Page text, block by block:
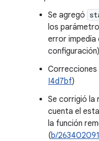
Se agregó
los
error impedía
Correcciones
I4d7bf)
Se corrigió la
cuenta el
la función
(b/263402091